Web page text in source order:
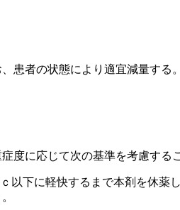
患者の状態により適宜減量する。
に応じて次の基準を考慮する
下に軽快するまで本剤を休薬